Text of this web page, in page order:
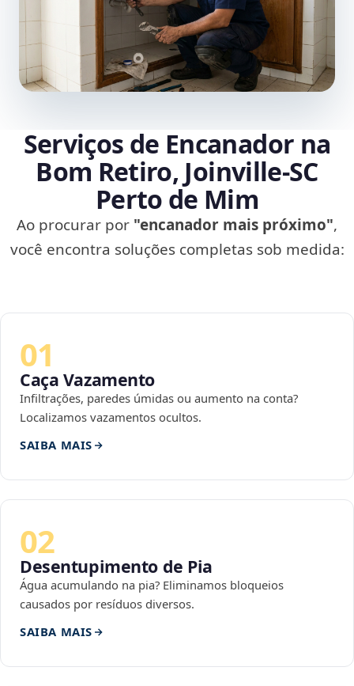
Serviços de Encanador na
Bom Retiro, Joinville‑SC
Perto de Mim
Ao procurar por "encanador mais próximo",
você encontra soluções completas sob medida:
01
Caça Vazamento
Infiltrações, paredes úmidas ou aumento na conta?
Localizamos vazamentos ocultos.
SAIBA MAIS
02
Desentupimento de Pia
Água acumulando na pia? Eliminamos bloqueios
causados por resíduos diversos.
SAIBA MAIS